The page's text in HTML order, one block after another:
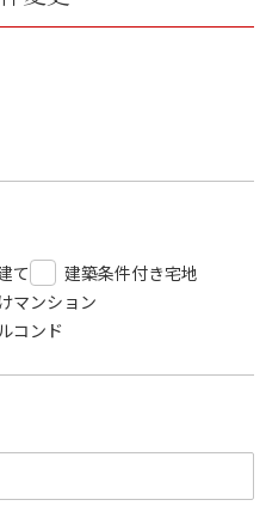
て
建築条件付き宅地
マンション
コンド